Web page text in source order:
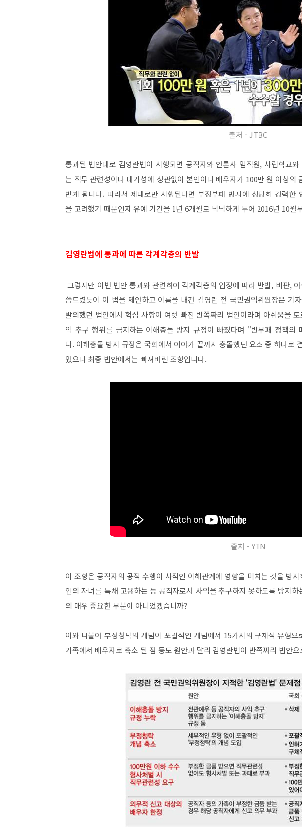
출처 - JTBC
통과된 법안대로 김영란법이 시행되면 공직자와 언론사 임직원, 사립학교
는 직무 관련성이나 대가성에 상관없이 본인이나 배우자가 100만 원 이상의
받게 됩니다. 따라서 제대로만 시행된다면 부정부패 방지에 상당히 강력한
을 고려했기 때문인지 유예 기간을 1년 6개월로 넉넉하게 두어 2016년 10월
김영란법에 통과에 따른 각계각층의 반발
그렇지만 이번 법안 통과와 관련하여 각계각층의 입장에 따라 반발, 비판,
씀드렸듯이 이 법을 제안하고 이름을 내건 김영란 전 국민권익위원장은 기
발의했던 법안에서 핵심 사항이 여럿 빠진 반쪽짜리 법안이라며 아쉬움을
익 추구 행위를 금지하는 이해충돌 방지 규정이 빠졌다며 "반부패 정책의
다. 이해충돌 방지 규정은 국회에서 여야가 끝까지 충돌했던 요소 중 하나로
었으나 최종 법안에서는 빠져버린 조항입니다.
출처 - YTN
이 조항은 공직자의 공적 수행이 사적인 이해관계에 영향을 미치는 것을 방
인의 자녀를 특채 고용하는 등 공직자로서 사익을 추구하지 못하도록 방지
의 매우 중요한 부분이 아니었겠습니까?
이와 더불어 부정청탁의 개념이 포괄적인 개념에서 15가지의 구체적 유형
가족에서 배우자로 축소 된 점 등도 원안과 달리 김영란법이 반쪽짜리 법안